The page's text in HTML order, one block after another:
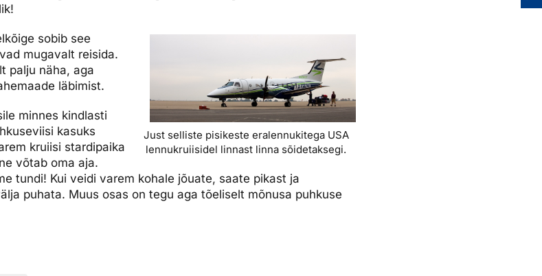
Just selliste pisikeste eralennukitega USA
lennukruiisidel linnast linna sõidetaksegi.
sobib see
mugavalt reisida.
palju näha, aga
läbimist.
minnes kindlasti
kasuks
kruiisi stardipaika
võtab oma aja.
tundi! Kui veidi varem kohale jõuate, saate pikast ja
puhata. Muus osas on tegu aga tõeliselt mõnusa puhkuse